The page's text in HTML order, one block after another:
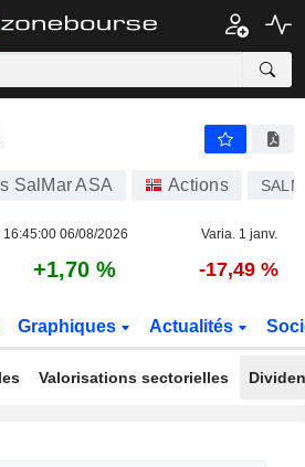
SalMar ASA Actions SALM
16:45:00 06/08/2026 Varia. 1 janv.
+1,70 % -17,49 %
Graphiques Actualités
Valorisations sectorielles